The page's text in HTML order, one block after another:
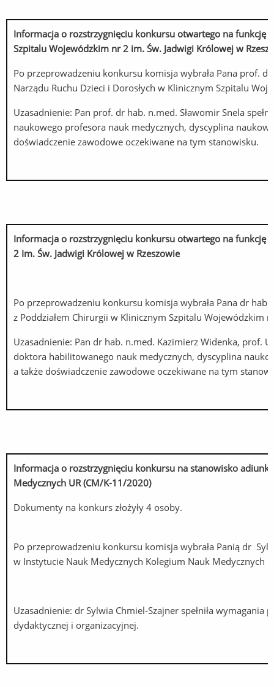
Informacja o rozstrzygnięciu konkursu otwartego na funkcję
Szpitalu Wojewódzkim nr 2 im. Św. Jadwigi Królowej w
Po przeprowadzeniu konkursu komisja wybrała Pana prof.
Narządu Ruchu Dzieci i Dorosłych w Klinicznym Szpitalu
Uzasadnienie: Pan prof. dr hab. n.med. Sławomir Snela
naukowego profesora nauk medycznych, dyscyplina
doświadczenie zawodowe oczekiwane na tym stanowisku.
Informacja o rozstrzygnięciu konkursu otwartego na funkcję
2 Im. Św. Jadwigi Królowej w Rzeszowie
Po przeprowadzeniu konkursu komisja wybrała Pana dr
z Poddziałem Chirurgii w Klinicznym Szpitalu Wojewódzkim
Uzasadnienie: Pan dr hab. n.med. Kazimierz Widenka, prof.
doktora habilitowanego nauk medycznych, dyscyplina
a także doświadczenie zawodowe oczekiwane na tym
Informacja o rozstrzygnięciu konkursu na stanowisko
Medycznych UR (CM/K-11/2020)
Dokumenty na konkurs złożyły 4 osoby.
Po przeprowadzeniu konkursu komisja wybrała Panią dr
w Instytucie Nauk Medycznych Kolegium Nauk Medycznych
Uzasadnienie: dr Sylwia Chmiel-Szajner spełniła
dydaktycznej i organizacyjnej.